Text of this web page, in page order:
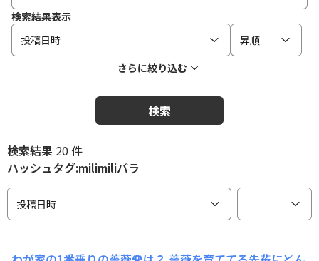
検索結果表示
投稿日時
昇順
さらに絞り込む
検索
検索結果 20 件
ハッシュタグ:milimiliバラ
投稿日時